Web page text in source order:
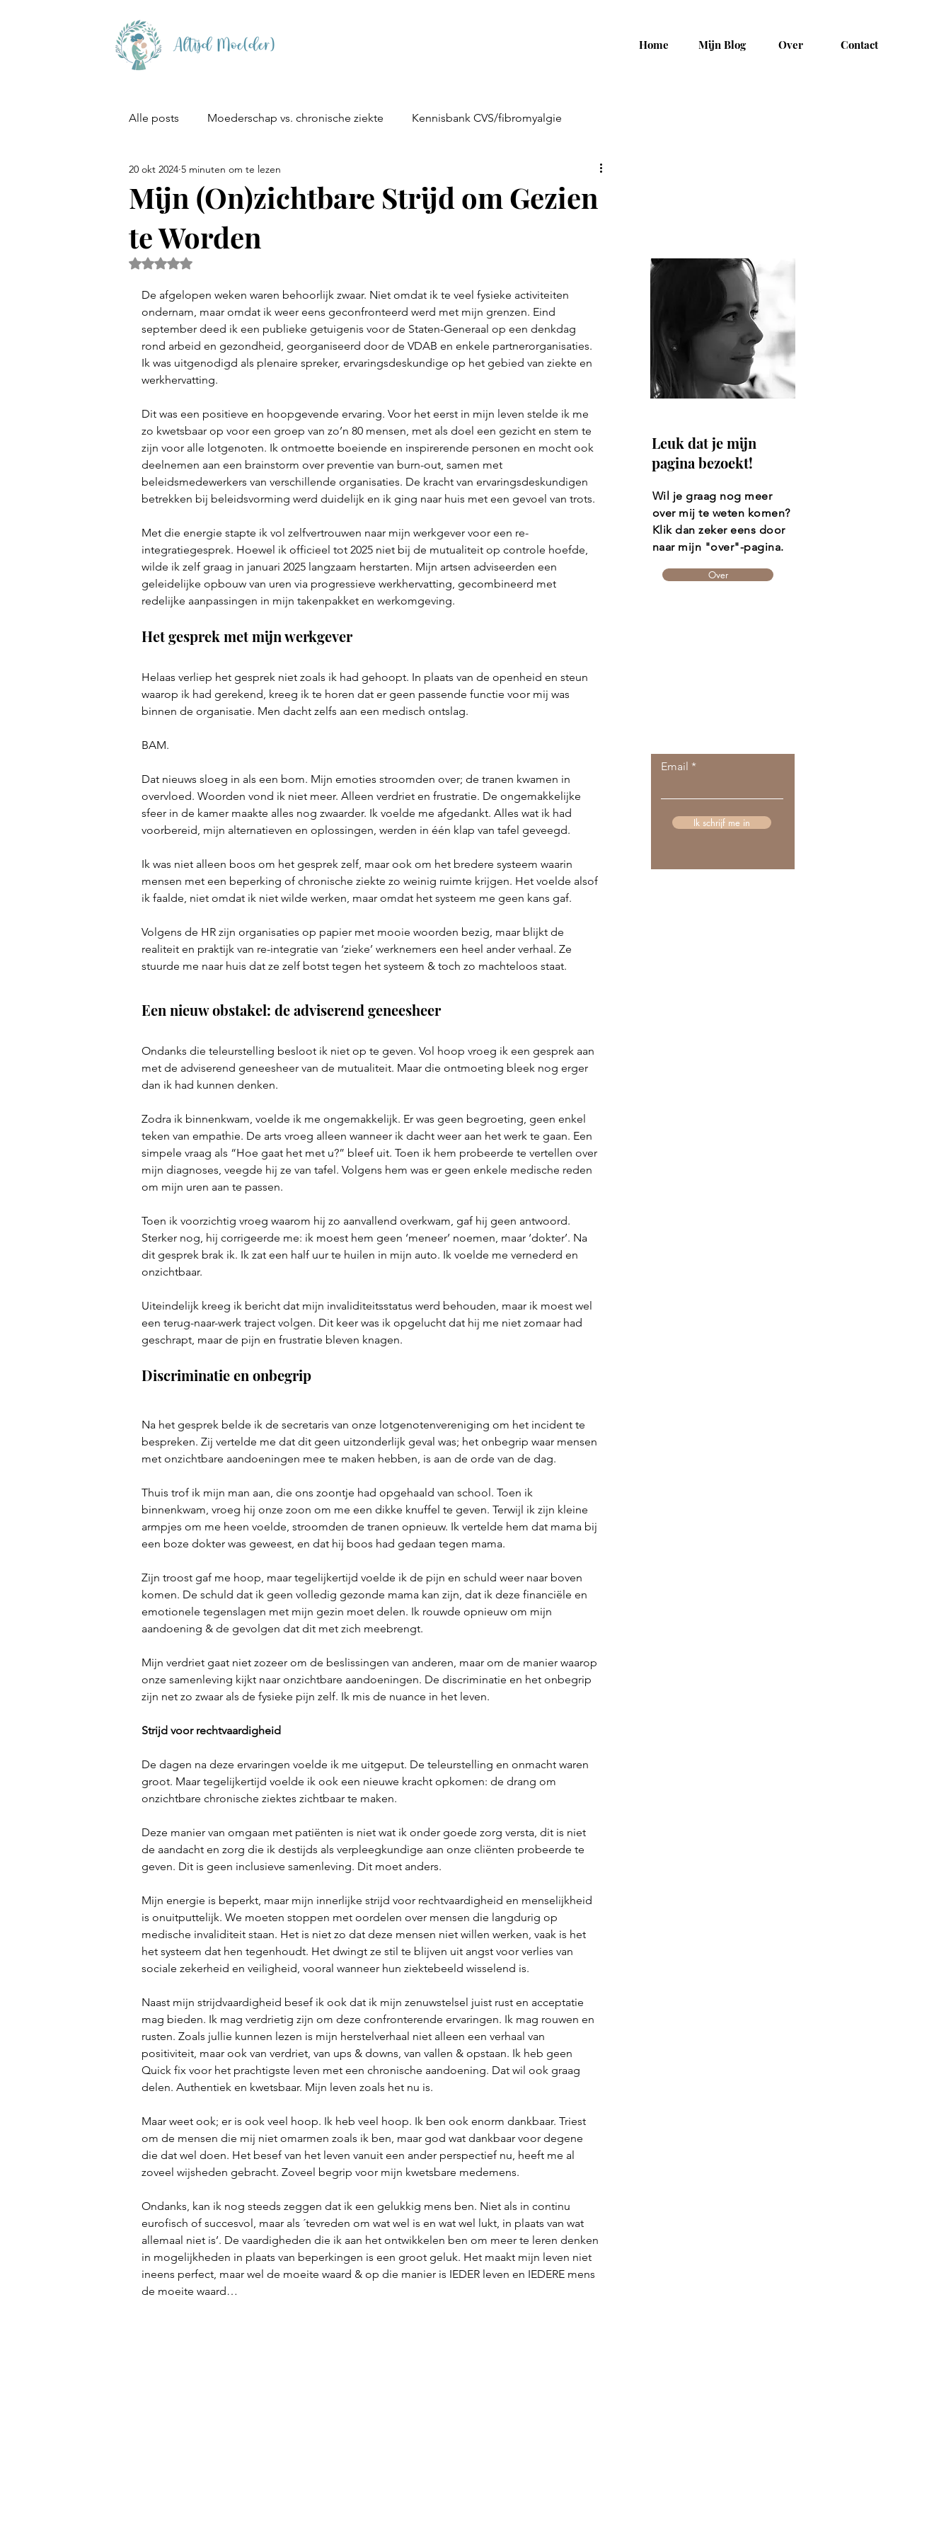
Home Mijn Blog Over Contact
Alle posts Moederschap vs. chronische ziekte Kennisbank CVS/fibromyalgie
Reviews Favoriete (zelfhulp)boeken
Hoogsensitiviteit
Mijn (On)zichtbare Strijd om Gezien
te Worden
20 okt 2024 5 minuten om te lezen
Beoordeeld met NaN uit 5 sterren.
De afgelopen weken waren behoorlijk zwaar. Niet omdat ik te veel fysieke activiteiten
ondernam, maar omdat ik weer eens geconfronteerd werd met mijn grenzen. Eind
september deed ik een publieke getuigenis voor de Staten-Generaal op een denkdag
rond arbeid en gezondheid, georganiseerd door de VDAB en enkele partnerorganisaties.
Ik was uitgenodigd als plenaire spreker, ervaringsdeskundige op het gebied van ziekte en
werkhervatting.
Dit was een positieve en hoopgevende ervaring. Voor het eerst in mijn leven stelde ik me
zo kwetsbaar op voor een groep van zo’n 80 mensen, met als doel een gezicht en stem te
zijn voor alle lotgenoten. Ik ontmoette boeiende en inspirerende personen en mocht ook
deelnemen aan een brainstorm over preventie van burn-out, samen met
beleidsmedewerkers van verschillende organisaties. De kracht van ervaringsdeskundigen
betrekken bij beleidsvorming werd duidelijk en ik ging naar huis met een gevoel van trots.
Met die energie stapte ik vol zelfvertrouwen naar mijn werkgever voor een re-
integratiegesprek. Hoewel ik officieel tot 2025 niet bij de mutualiteit op controle hoefde,
wilde ik zelf graag in januari 2025 langzaam herstarten. Mijn artsen adviseerden een
geleidelijke opbouw van uren via progressieve werkhervatting, gecombineerd met
redelijke aanpassingen in mijn takenpakket en werkomgeving.
Het gesprek met mijn werkgever
Helaas verliep het gesprek niet zoals ik had gehoopt. In plaats van de openheid en steun
waarop ik had gerekend, kreeg ik te horen dat er geen passende functie voor mij was
binnen de organisatie. Men dacht zelfs aan een medisch ontslag.
BAM.
Dat nieuws sloeg in als een bom. Mijn emoties stroomden over; de tranen kwamen in
overvloed. Woorden vond ik niet meer. Alleen verdriet en frustratie. De ongemakkelijke
sfeer in de kamer maakte alles nog zwaarder. Ik voelde me afgedankt. Alles wat ik had
voorbereid, mijn alternatieven en oplossingen, werden in één klap van tafel geveegd.
Ik was niet alleen boos om het gesprek zelf, maar ook om het bredere systeem waarin
mensen met een beperking of chronische ziekte zo weinig ruimte krijgen. Het voelde alsof
ik faalde, niet omdat ik niet wilde werken, maar omdat het systeem me geen kans gaf.
Volgens de HR zijn organisaties op papier met mooie woorden bezig, maar blijkt de
realiteit en praktijk van re-integratie van ‘zieke’ werknemers een heel ander verhaal. Ze
stuurde me naar huis dat ze zelf botst tegen het systeem & toch zo machteloos staat.
Een nieuw obstakel: de adviserend geneesheer
Ondanks die teleurstelling besloot ik niet op te geven. Vol hoop vroeg ik een gesprek aan
met de adviserend geneesheer van de mutualiteit. Maar die ontmoeting bleek nog erger
dan ik had kunnen denken.
Zodra ik binnenkwam, voelde ik me ongemakkelijk. Er was geen begroeting, geen enkel
teken van empathie. De arts vroeg alleen wanneer ik dacht weer aan het werk te gaan. Een
simpele vraag als “Hoe gaat het met u?” bleef uit. Toen ik hem probeerde te vertellen over
mijn diagnoses, veegde hij ze van tafel. Volgens hem was er geen enkele medische reden
om mijn uren aan te passen.
Toen ik voorzichtig vroeg waarom hij zo aanvallend overkwam, gaf hij geen antwoord.
Sterker nog, hij corrigeerde me: ik moest hem geen ‘meneer’ noemen, maar ‘dokter’. Na
dit gesprek brak ik. Ik zat een half uur te huilen in mijn auto. Ik voelde me vernederd en
onzichtbaar.
Uiteindelijk kreeg ik bericht dat mijn invaliditeitsstatus werd behouden, maar ik moest wel
een terug-naar-werk traject volgen. Dit keer was ik opgelucht dat hij me niet zomaar had
geschrapt, maar de pijn en frustratie bleven knagen.
Discriminatie en onbegrip
Na het gesprek belde ik de secretaris van onze lotgenotenvereniging om het incident te
bespreken. Zij vertelde me dat dit geen uitzonderlijk geval was; het onbegrip waar mensen
met onzichtbare aandoeningen mee te maken hebben, is aan de orde van de dag.
Thuis trof ik mijn man aan, die ons zoontje had opgehaald van school. Toen ik
binnenkwam, vroeg hij onze zoon om me een dikke knuffel te geven. Terwijl ik zijn kleine
armpjes om me heen voelde, stroomden de tranen opnieuw. Ik vertelde hem dat mama bij
een boze dokter was geweest, en dat hij boos had gedaan tegen mama.
Zijn troost gaf me hoop, maar tegelijkertijd voelde ik de pijn en schuld weer naar boven
komen. De schuld dat ik geen volledig gezonde mama kan zijn, dat ik deze financiële en
emotionele tegenslagen met mijn gezin moet delen. Ik rouwde opnieuw om mijn
aandoening & de gevolgen dat dit met zich meebrengt.
Mijn verdriet gaat niet zozeer om de beslissingen van anderen, maar om de manier waarop
onze samenleving kijkt naar onzichtbare aandoeningen. De discriminatie en het onbegrip
zijn net zo zwaar als de fysieke pijn zelf. Ik mis de nuance in het leven.
Strijd voor rechtvaardigheid
De dagen na deze ervaringen voelde ik me uitgeput. De teleurstelling en onmacht waren
groot. Maar tegelijkertijd voelde ik ook een nieuwe kracht opkomen: de drang om
onzichtbare chronische ziektes zichtbaar te maken.
Deze manier van omgaan met patiënten is niet wat ik onder goede zorg versta, dit is niet
de aandacht en zorg die ik destijds als verpleegkundige aan onze cliënten probeerde te
geven. Dit is geen inclusieve samenleving. Dit moet anders.
Mijn energie is beperkt, maar mijn innerlijke strijd voor rechtvaardigheid en menselijkheid
is onuitputtelijk. We moeten stoppen met oordelen over mensen die langdurig op
medische invaliditeit staan. Het is niet zo dat deze mensen niet willen werken, vaak is het
het systeem dat hen tegenhoudt. Het dwingt ze stil te blijven uit angst voor verlies van
sociale zekerheid en veiligheid, vooral wanneer hun ziektebeeld wisselend is.
Naast mijn strijdvaardigheid besef ik ook dat ik mijn zenuwstelsel juist rust en acceptatie
mag bieden. Ik mag verdrietig zijn om deze confronterende ervaringen. Ik mag rouwen en
rusten. Zoals jullie kunnen lezen is mijn herstelverhaal niet alleen een verhaal van
positiviteit, maar ook van verdriet, van ups & downs, van vallen & opstaan. Ik heb geen
Quick fix voor het prachtigste leven met een chronische aandoening. Dat wil ook graag
delen. Authentiek en kwetsbaar. Mijn leven zoals het nu is.
Maar weet ook; er is ook veel hoop. Ik heb veel hoop. Ik ben ook enorm dankbaar. Triest
om de mensen die mij niet omarmen zoals ik ben, maar god wat dankbaar voor degene
die dat wel doen. Het besef van het leven vanuit een ander perspectief nu, heeft me al
zoveel wijsheden gebracht. Zoveel begrip voor mijn kwetsbare medemens.
Ondanks, kan ik nog steeds zeggen dat ik een gelukkig mens ben. Niet als in continu
eurofisch of succesvol, maar als ´tevreden om wat wel is en wat wel lukt, in plaats van wat
allemaal niet is’. De vaardigheden die ik aan het ontwikkelen ben om meer te leren denken
in mogelijkheden in plaats van beperkingen is een groot geluk. Het maakt mijn leven niet
ineens perfect, maar wel de moeite waard & op die manier is IEDER leven en IEDERE mens
de moeite waard…
Leuk dat je mijn
pagina bezoekt!
Wil je graag nog meer
over mij te weten komen?
Klik dan zeker eens door
naar mijn "over"-pagina.
Over
Email
Ik schrijf me in